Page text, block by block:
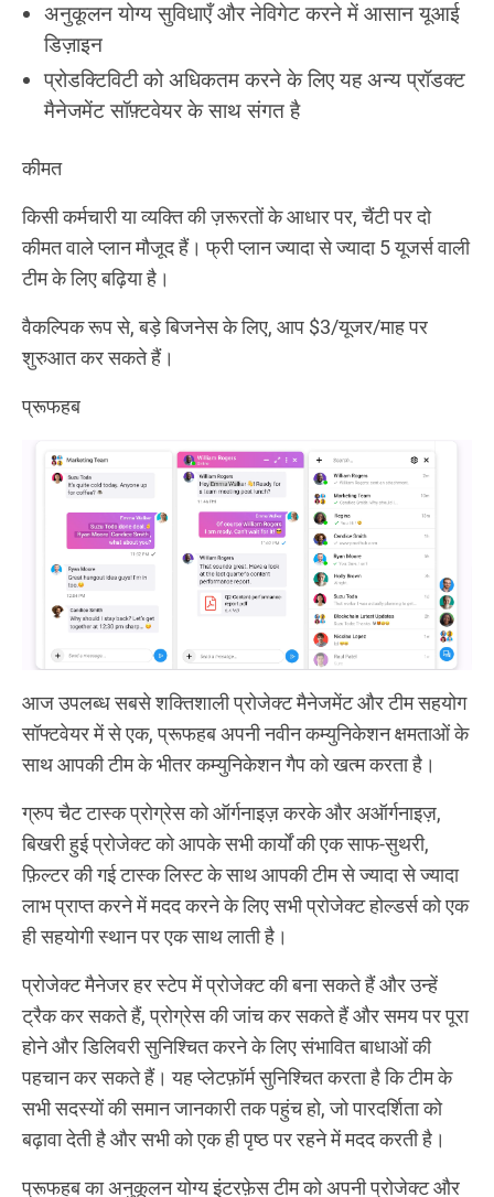
अनुकूलन योग्य सुविधाएँ और नेविगेट करने में आसान यूआई
डिज़ाइन
प्रोडक्टिविटी को अधिकतम करने के लिए यह अन्य प्रॉडक्ट
मैनेजमेंट सॉफ़्टवेयर के साथ संगत है
कीमत
किसी कर्मचारी या व्यक्ति की ज़रूरतों के आधार पर, चैंटी पर दो
कीमत वाले प्लान मौजूद हैं। फ्री प्लान ज्यादा से ज्यादा 5 यूजर्स वाली
टीम के लिए बढ़िया है।
वैकल्पिक रूप से, बड़े बिजनेस के लिए, आप $3/यूजर/माह पर
शुरुआत कर सकते हैं।
प्रूफहब
आज उपलब्ध सबसे शक्तिशाली प्रोजेक्ट मैनेजमेंट और टीम सहयोग
सॉफ्टवेयर में से एक, प्रूफहब अपनी नवीन कम्युनिकेशन क्षमताओं के
साथ आपकी टीम के भीतर कम्युनिकेशन गैप को खत्म करता है।
ग्रुप चैट टास्क प्रोग्रेस को ऑर्गनाइज़ करके और अऑर्गनाइज़,
बिखरी हुई प्रोजेक्ट को आपके सभी कार्यों की एक साफ-सुथरी,
फ़िल्टर की गई टास्क लिस्ट के साथ आपकी टीम से ज्यादा से ज्यादा
लाभ प्राप्त करने में मदद करने के लिए सभी प्रोजेक्ट होल्डर्स को एक
ही सहयोगी स्थान पर एक साथ लाती है।
प्रोजेक्ट मैनेजर हर स्टेप में प्रोजेक्ट की बना सकते हैं और उन्हें
ट्रैक कर सकते हैं, प्रोग्रेस की जांच कर सकते हैं और समय पर पूरा
होने और डिलिवरी सुनिश्चित करने के लिए संभावित बाधाओं की
पहचान कर सकते हैं। यह प्लेटफ़ॉर्म सुनिश्चित करता है कि टीम के
सभी सदस्यों की समान जानकारी तक पहुंच हो, जो पारदर्शिता को
बढ़ावा देती है और सभी को एक ही पृष्ठ पर रहने में मदद करती है।
प्रूफहब का अनुकूलन योग्य इंटरफ़ेस टीम को अपनी प्रोजेक्ट और